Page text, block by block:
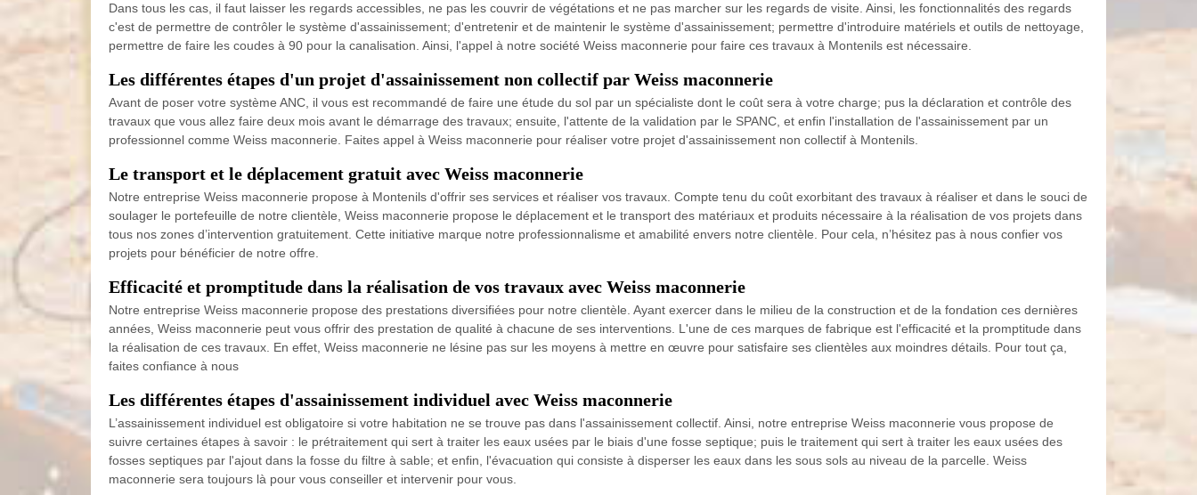
Dans tous les cas, il faut laisser les regards accessibles, ne pas les couvrir de végétations et ne pas marcher sur les regards de visite. Ainsi, les fonctionnalités des regards
c'est de permettre de contrôler le système d'assainissement; d'entretenir et de maintenir le système d'assainissement; permettre d'introduire matériels et outils de nettoyage,
permettre de faire les coudes à 90 pour la canalisation. Ainsi, l'appel à notre société Weiss maconnerie pour faire ces travaux à Montenils est nécessaire.
Les différentes étapes d'un projet d'assainissement non collectif par Weiss maconnerie
Avant de poser votre système ANC, il vous est recommandé de faire une étude du sol par un spécialiste dont le coût sera à votre charge; pus la déclaration et contrôle des
travaux que vous allez faire deux mois avant le démarrage des travaux; ensuite, l'attente de la validation par le SPANC, et enfin l'installation de l'assainissement par un
professionnel comme Weiss maconnerie. Faites appel à Weiss maconnerie pour réaliser votre projet d'assainissement non collectif à Montenils.
Le transport et le déplacement gratuit avec Weiss maconnerie
Notre entreprise Weiss maconnerie propose à Montenils d'offrir ses services et réaliser vos travaux. Compte tenu du coût exorbitant des travaux à réaliser et dans le souci de
soulager le portefeuille de notre clientèle, Weiss maconnerie propose le déplacement et le transport des matériaux et produits nécessaire à la réalisation de vos projets dans
tous nos zones d’intervention gratuitement. Cette initiative marque notre professionnalisme et amabilité envers notre clientèle. Pour cela, n’hésitez pas à nous confier vos
projets pour bénéficier de notre offre.
Efficacité et promptitude dans la réalisation de vos travaux avec Weiss maconnerie
Notre entreprise Weiss maconnerie propose des prestations diversifiées pour notre clientèle. Ayant exercer dans le milieu de la construction et de la fondation ces dernières
années, Weiss maconnerie peut vous offrir des prestation de qualité à chacune de ses interventions. L'une de ces marques de fabrique est l'efficacité et la promptitude dans
la réalisation de ces travaux. En effet, Weiss maconnerie ne lésine pas sur les moyens à mettre en œuvre pour satisfaire ses clientèles aux moindres détails. Pour tout ça,
faites confiance à nous
Les différentes étapes d'assainissement individuel avec Weiss maconnerie
L’assainissement individuel est obligatoire si votre habitation ne se trouve pas dans l'assainissement collectif. Ainsi, notre entreprise Weiss maconnerie vous propose de
suivre certaines étapes à savoir : le prétraitement qui sert à traiter les eaux usées par le biais d'une fosse septique; puis le traitement qui sert à traiter les eaux usées des
fosses septiques par l'ajout dans la fosse du filtre à sable; et enfin, l'évacuation qui consiste à disperser les eaux dans les sous sols au niveau de la parcelle. Weiss
maconnerie sera toujours là pour vous conseiller et intervenir pour vous.